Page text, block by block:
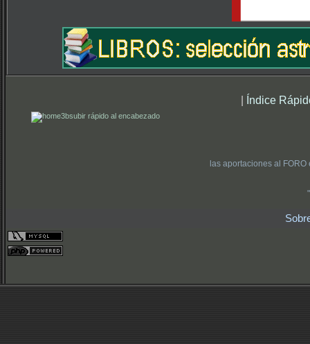
| Índice
subir rápido al encabezado
las aportaciones al